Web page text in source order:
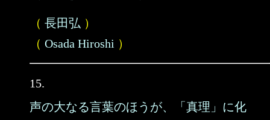
（ 長田弘 ）
（ Osada Hiroshi ）
15.
声の大なる言葉のほうが、「真理」に化